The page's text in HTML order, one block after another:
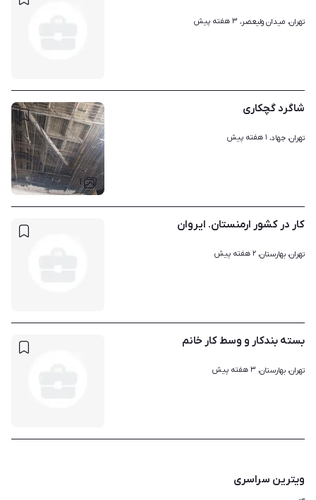
تهران، میدان ولیعصر، ۳ هفته پیش
۱
شاگرد گچکاری
تهران، جهاد، ۱ هفته پیش
کار در کشور ارمنستان. ایروان
تهران، بهارستان، ۲ هفته پیش
بسته بندکار و وسط کار خانم
تهران، بهارستان، ۳ هفته پیش
ویترین سراسری